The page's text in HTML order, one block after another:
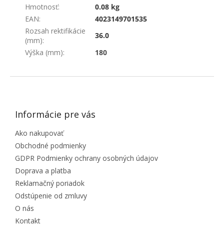
Hmotnosť:
0.08 kg
EAN:
4023149701535
Rozsah rektifikácie
(mm):
36.0
Výška (mm): 180
ZÁPÄTIE
Informácie pre vás
Ako nakupovať
Obchodné podmienky
GDPR Podmienky ochrany osobných údajov
Doprava a platba
Reklamačný poriadok
Odstúpenie od zmluvy
O nás
Kontakt